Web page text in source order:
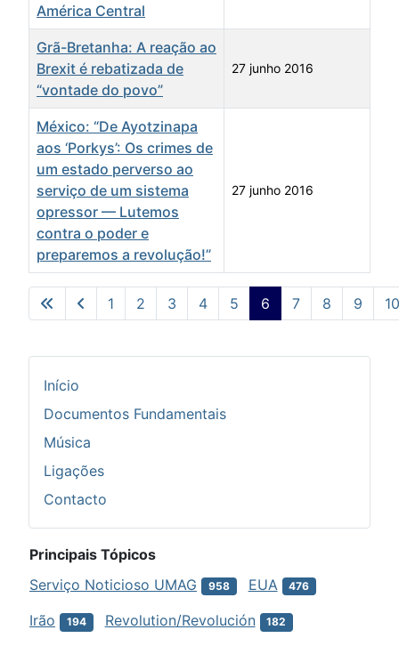
Artigos
América Central
Grã-Bretanha: A reação ao
Brexit é rebatizada de
“vontade do povo”
27 junho 2016
México: “De Ayotzinapa
aos ‘Porkys’: Os crimes de
um estado perverso ao
serviço de um sistema
opressor — Lutemos
contra o poder e
preparemos a revolução!”
27 junho 2016
Pág. 6 de 35
1 2 3 4 5 6 7 8 9 10
Início
Documentos Fundamentais
Música
Ligações
Contacto
Principais Tópicos
Serviço Noticioso UMAG
958 EUA 476
Irão 194 Revolution/Revolución 182